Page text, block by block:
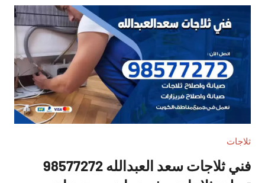
ثلاجات
فني ثلاجات سعد العبدالله 98577272